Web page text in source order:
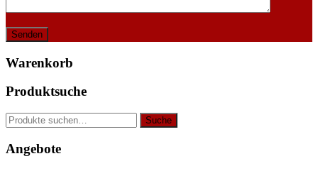
Warenkorb
Produktsuche
Suche
nach:
Suche
Angebote